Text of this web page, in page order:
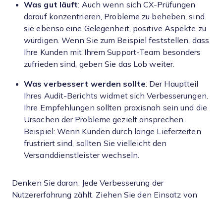
Was gut läuft: Auch wenn sich CX-Prüfungen
darauf konzentrieren, Probleme zu beheben, sind
sie ebenso eine Gelegenheit, positive Aspekte zu
würdigen. Wenn Sie zum Beispiel feststellen, dass
Ihre Kunden mit Ihrem Support-Team besonders
zufrieden sind, geben Sie das Lob weiter.
Was verbessert werden sollte: Der Hauptteil
Ihres Audit-Berichts widmet sich Verbesserungen.
Ihre Empfehlungen sollten praxisnah sein und die
Ursachen der Probleme gezielt ansprechen.
Beispiel: Wenn Kunden durch lange Lieferzeiten
frustriert sind, sollten Sie vielleicht den
Versanddienstleister wechseln.
Denken Sie daran: Jede Verbesserung der
Nutzererfahrung zählt. Ziehen Sie den Einsatz von